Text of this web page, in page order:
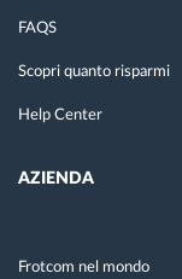
FAQS
Scopri quanto risparmi
Help Center
AZIENDA
Frotcom nel mondo